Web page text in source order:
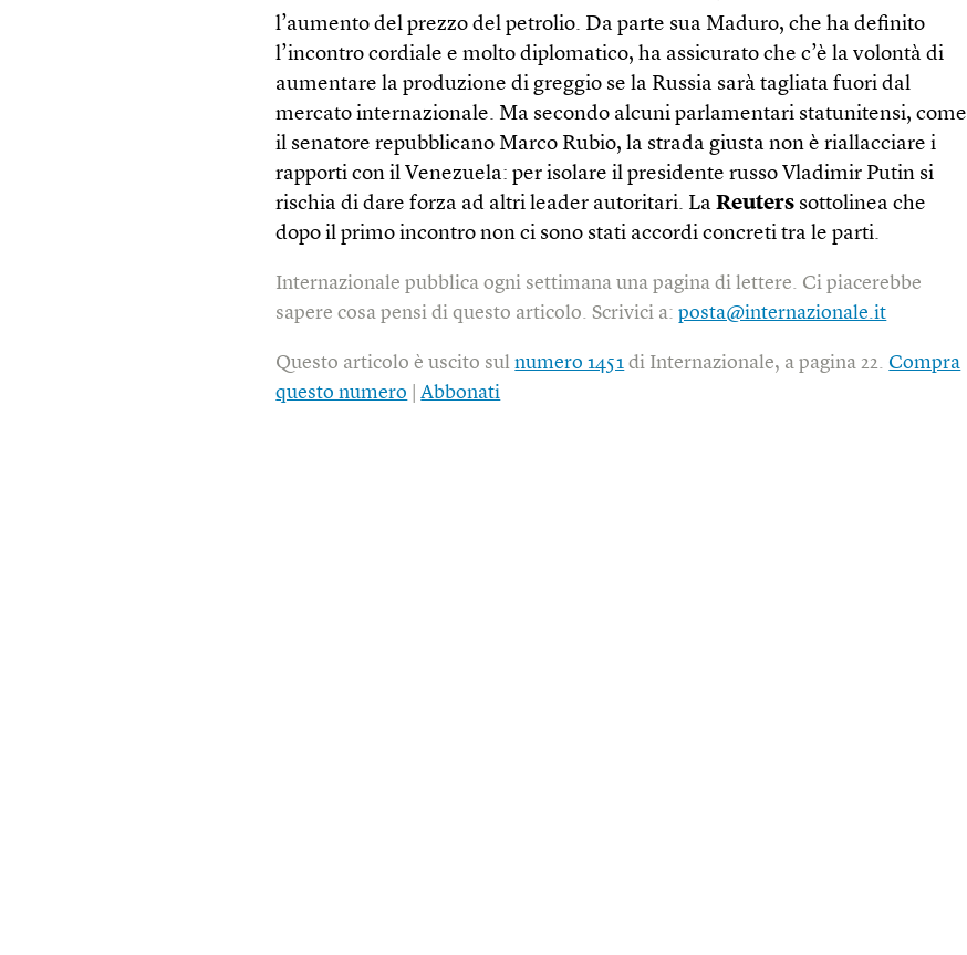
l’aumento del prezzo del petrolio. Da parte sua Maduro, che ha definito
l’incontro cordiale e molto diplomatico, ha assicurato che c’è la volontà di
aumentare la produzione di greggio se la Russia sarà tagliata fuori dal
mercato internazionale. Ma secondo alcuni parlamentari statunitensi, come
il senatore repubblicano Marco Rubio, la strada giusta non è riallacciare i
rapporti con il Venezuela: per isolare il presidente russo Vladimir Putin si
rischia di dare forza ad altri leader autoritari. LaReuters sottolinea che
dopo il primo incontro non ci sono stati accordi concreti tra le parti.
Internazionale pubblica ogni settimana una pagina di lettere. Ci piacerebbe
sapere cosa pensi di questo articolo. Scrivici a:posta@internazionale.it
Questo articolo è uscito sulnumero 1451 di Internazionale, a pagina 22.Compra
questo numero |Abbonati